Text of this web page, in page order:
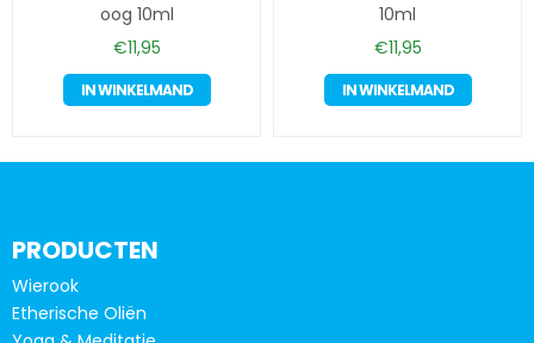
oog 10ml
€11,95
IN WINKELMAND
10ml
€11,95
IN WINKELMAND
PRODUCTEN
Wierook
Etherische Oliën